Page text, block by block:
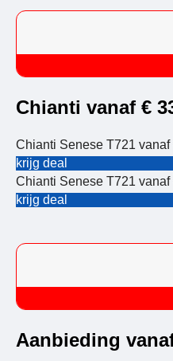
Chianti vanaf €
Chianti Senese T721 vanaf
krijg deal
Chianti Senese T721 vanaf
krijg deal
Aanbieding